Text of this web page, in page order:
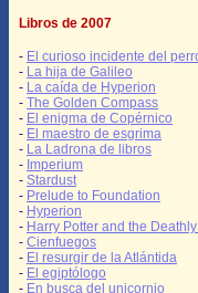
Libros de 2007
- El curioso incidente del
- La hija de Galileo
- La caída de Hyperion
- The Golden Compass
- El enigma de Copérnico
- El maestro de esgrima
- La Ladrona de libros
- Imperium
- Stardust
- Prelude to Foundation
- Hyperion
- Harry Potter and the
- Cienfuegos
- El resurgir de la Atlántida
- El egiptólogo
- En busca del unicornio